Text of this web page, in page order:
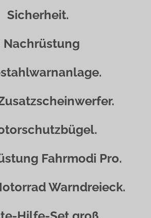
Sicherheit.
Nachrüstung
Fahrmodi Pro.
Warndreieck.